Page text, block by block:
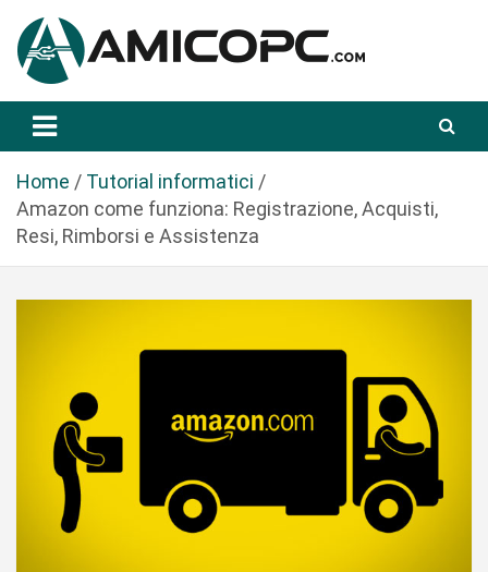
a
Amicopc.com
Home
Tutorial informatici
Amazon come funziona: Registrazione, Acquisti,
Resi, Rimborsi e Assistenza